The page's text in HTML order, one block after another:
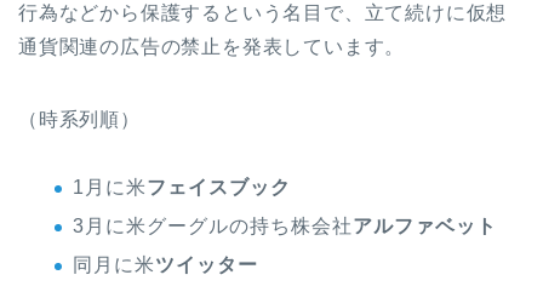
行為などから保護するという名目で、立て続けに仮想
通貨関連の広告の禁止を発表しています。
（時系列順）
1月に米フェイスブック
3月に米グーグルの持ち株会社アルファベット
同月に米ツイッター